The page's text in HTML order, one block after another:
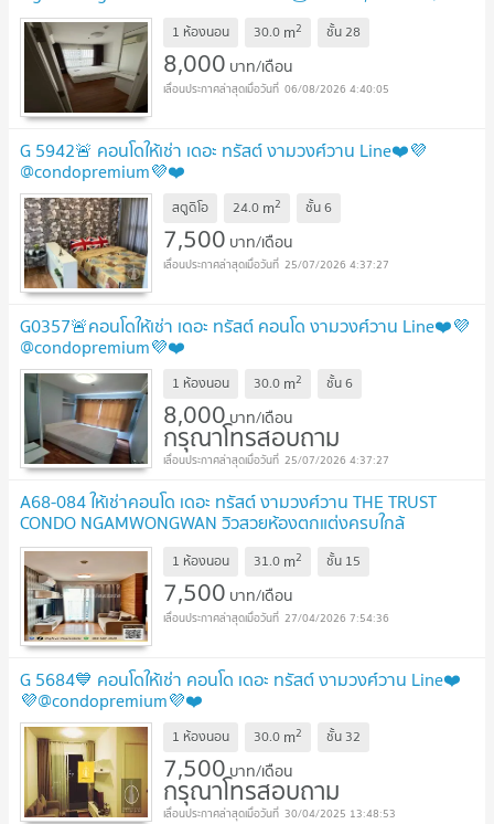
เดือน UPDATE !
1 ห้องนอน 30.0 m2 ชั้น28
8,000 บาท/เดือน
06/08/2026 4:40:05
G 5942🚨 คอนโดให้เช่า เดอะ ทรัสต์ งามวงศ์วาน Line❤️💜
@condopremium💜❤️
สตูดิโอ 24.0 m2 ชั้น6
7,500 บาท/เดือน
25/07/2026 4:37:27
G0357🚨คอนโดให้เช่า เดอะ ทรัสต์ คอนโด งามวงศ์วาน Line❤️💜
@condopremium💜❤️
1 ห้องนอน 30.0 m2 ชั้น6
8,000บาท/เดือน
กรุณาโทรสอบถาม
25/07/2026 4:37:27
A68-084 ให้เช่าคอนโด เดอะ ทรัสต์ งามวงศ์วาน THE TRUST
CONDO NGAMWONGWAN วิวสวยห้องตกแต่งครบใกล้
เดอะมอลล์งามวงศ์วาน✨
1 ห้องนอน 31.0 m2 ชั้น 15
7,500 บาท/เดือน
27/04/2026 7:54:36
G 5684💙 คอนโดให้เช่า คอนโด เดอะ ทรัสต์ งามวงศ์วาน Line❤️
💜@condopremium💜❤️
1 ห้องนอน 30.0 m2 ชั้น 32
7,500บาท/เดือน
กรุณาโทรสอบถาม
30/04/2025 13:48:53